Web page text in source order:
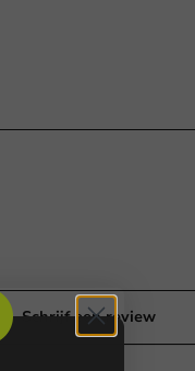
Schrijf een review